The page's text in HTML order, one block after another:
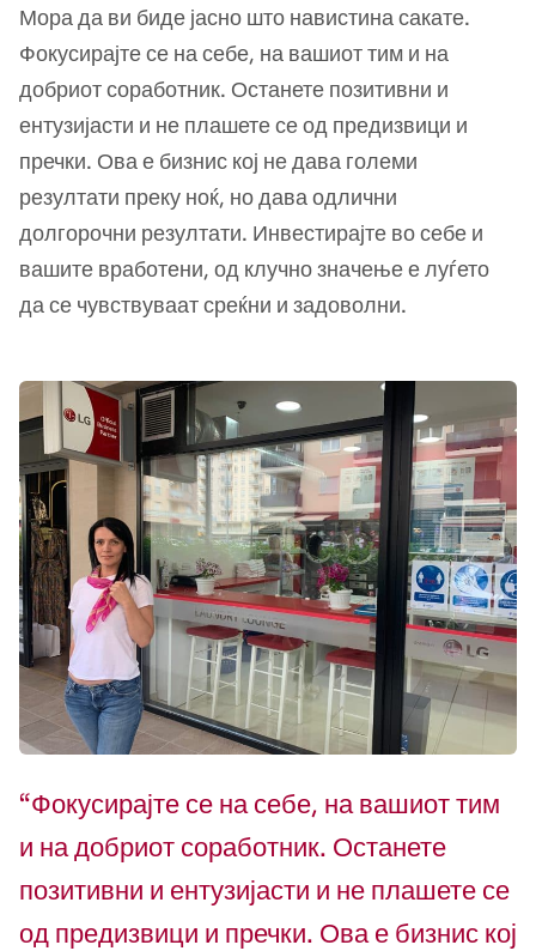
Мора да ви биде јасно што навистина сакате.
Фокусирајте се на себе, на вашиот тим и на
добриот соработник. Останете позитивни и
ентузијасти и не плашете се од предизвици и
пречки. Ова е бизнис кој не дава големи
резултати преку ноќ, но дава одлични
долгорочни резултати. Инвестирајте во себе и
вашите вработени, од клучно значење е луѓето
да се чувствуваат среќни и задоволни.
“Фокусирајте се на себе, на вашиот тим
и на добриот соработник. Останете
позитивни и ентузијасти и не плашете се
од предизвици и пречки. Ова е бизнис кој